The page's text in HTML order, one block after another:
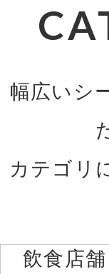
幅広いシ
カテゴリ
飲食店舗